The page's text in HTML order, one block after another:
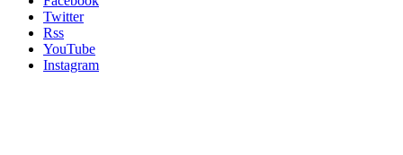
Twitter
Rss
YouTube
Instagram